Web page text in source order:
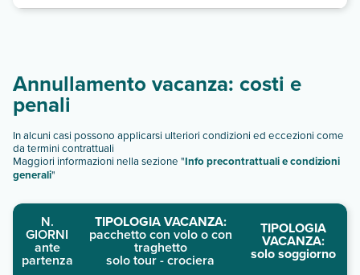
Annullamento vacanza: costi e
penali
In alcuni casi possono applicarsi ulteriori condizioni ed eccezioni come
da termini contrattuali
Maggiori informazioni nella sezione "Info precontrattuali e condizioni
generali"
N.
GIORNI
ante
partenza
TIPOLOGIA VACANZA:
pacchetto con volo o con
traghetto
solo tour - crociera
TIPOLOGIA
VACANZA:
solo soggiorno